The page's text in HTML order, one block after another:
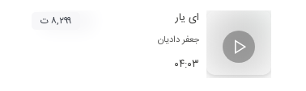
ای یار
جعفر دادیان
۰۴:۰۳
۸,۲۹۹ ت